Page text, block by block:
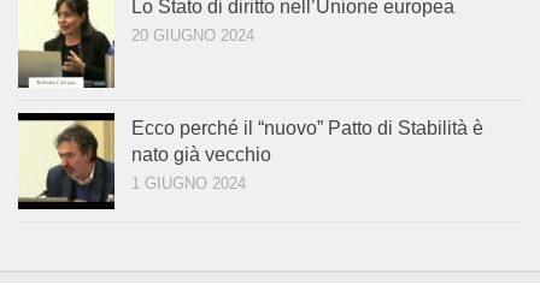
Lo Stato di diritto nell’Unione europea
20 GIUGNO 2024
Ecco perché il “nuovo” Patto di Stabilità è
nato già vecchio
1 GIUGNO 2024